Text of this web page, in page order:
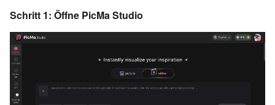
Schritt 1: Öffne PicMa Studio